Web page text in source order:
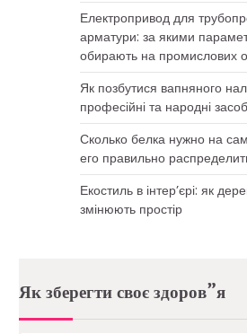
Електропривод для
арматури: за якими
обирають на промислових
Як позбутися вапняного
професійні та народні
Сколько белка нужно на
его правильно
Екостиль в інтер’єрі: як
змінюють простір
Як зберегти своє здоров”я